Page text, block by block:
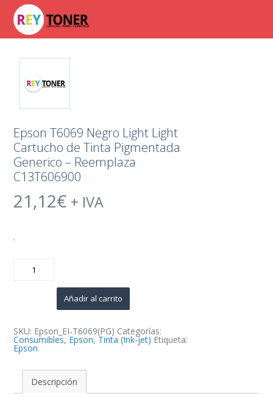
Epson T6069 Negro Light Light
Cartucho de Tinta Pigmentada
Generico – Reemplaza
C13T606900
21,12€ + IVA
.
T6069
Pigmentada
Generico
-
Reemplaza
cantidad
Añadir al carrito
SKU: Epson_EI-T6069(PG) Categorías:
Consumibles, Epson, Tinta (Ink-jet) Etiqueta:
Epson
Descripción